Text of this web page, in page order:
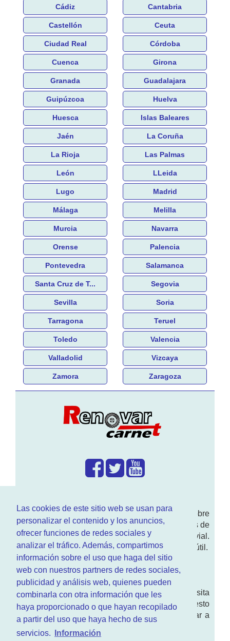
Las cookies de este sitio web se usan para
personalizar el contenido y los anuncios,
ofrecer funciones de redes sociales y
analizar el tráfico. Además, compartimos
información sobre el uso que haga del sitio
web con nuestros partners de redes sociales,
publicidad y análisis web, quienes pueden
combinarla con otra información que les
haya proporcionado o que hayan recopilado
a partir del uso que haya hecho de sus
servicios.
Información
Cádiz Cantabria
Castellón Ceuta
Ciudad Real Córdoba
Cuenca Girona
Granada Guadalajara
Guipúzcoa Huelva
Huesca Islas Baleares
Jaén La Coruña
La Rioja Las Palmas
León LLeida
Lugo Madrid
Málaga Melilla
Murcia Navarra
Orense Palencia
Pontevedra Salamanca
Santa Cruz de T... Segovia
Sevilla Soria
Tarragona Teruel
Toledo Valencia
Valladolid Vizcaya
Zamora Zaragoza
Enwww.RenovarCarnet.comTe contamos sobre
larenovación del permisode conducir, noticias de
actualidad motor y sobre todo seguridad vial.
Ademas tenemos todo tipo de información DGT útil.
¿Quienes somos?
Quieres saber quien mantiene la pagina, visita
nuestrasección de contacto. Aquí tienes nuesto
aviso legal
. Basicamente no queremos engañar a
nadie.